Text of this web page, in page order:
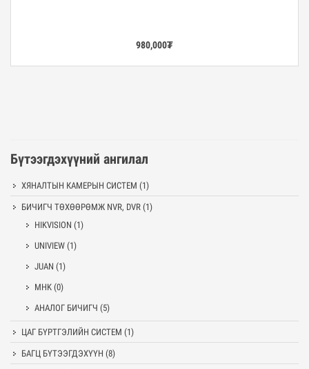
980,000₮
Бүтээгдэхүүний ангилал
ХЯНАЛТЫН КАМЕРЫН СИСТЕМ (1)
БИЧИГЧ ТӨХӨӨРӨМЖ NVR, DVR (1)
HIKVISION (1)
UNIVIEW (1)
JUAN (1)
MHK (0)
АНАЛОГ БИЧИГЧ (5)
ЦАГ БҮРТГЭЛИЙН СИСТЕМ (1)
БАГЦ БҮТЭЭГДЭХҮҮН (8)